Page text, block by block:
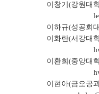
이창기(강원대
이하규(성공회
이화란(서강대
이환희(중앙대
이현아(금오공